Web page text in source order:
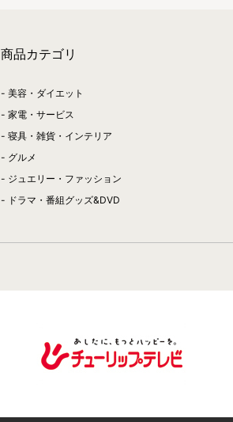
商品カテゴリ
美容・ダイエット
家電・サービス
寝具・雑貨・インテリア
グルメ
ジュエリー・ファッション
ドラマ・番組グッズ&DVD